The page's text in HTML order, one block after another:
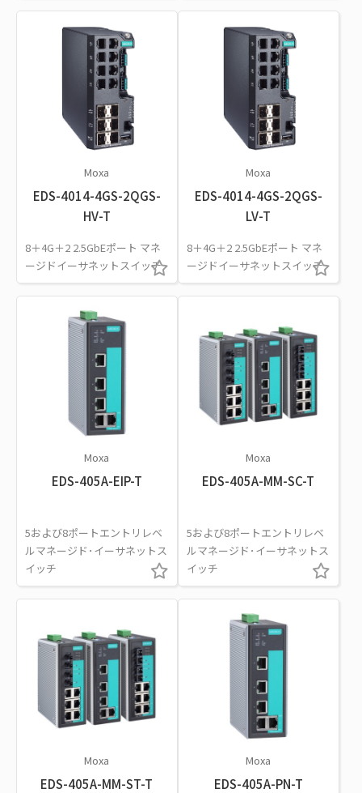
Moxa
EDS-4014-4GS-2QGS-
HV-T
8＋4G＋2 2.5GbEポート マネ
ージドイーサネットスイッチ
Moxa
EDS-4014-4GS-2QGS-
LV-T
8＋4G＋2 2.5GbEポート マネ
ージドイーサネットスイッチ
Moxa
EDS-405A-EIP-T
5および8ポートエントリレベ
ルマネージド･イーサネットス
イッチ
Moxa
EDS-405A-MM-SC-T
5および8ポートエントリレベ
ルマネージド･イーサネットス
イッチ
Moxa
EDS-405A-MM-ST-T
Moxa
EDS-405A-PN-T